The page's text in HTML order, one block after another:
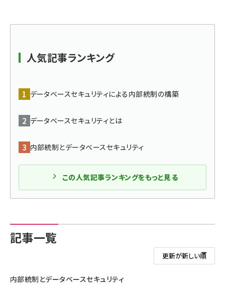
人気記事ランキング
データベースセキュリティによる内部統制の構築
データベースセキュリティとは
内部統制とデータベースセキュリティ
この人気記事ランキングをもっと見る
記事一覧
内部統制とデータベースセキュリティ